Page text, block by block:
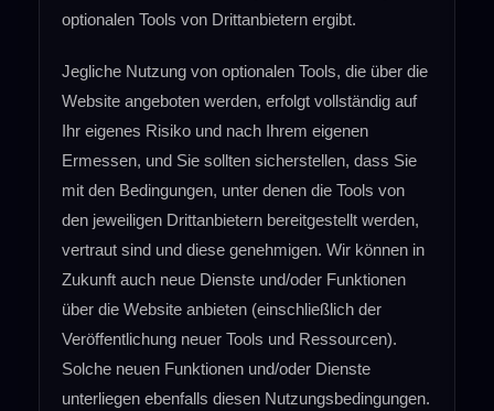
optionalen Tools von Drittanbietern ergibt.
Jegliche Nutzung von optionalen Tools, die über die
Website angeboten werden, erfolgt vollständig auf
Ihr eigenes Risiko und nach Ihrem eigenen
Ermessen, und Sie sollten sicherstellen, dass Sie
mit den Bedingungen, unter denen die Tools von
den jeweiligen Drittanbietern bereitgestellt werden,
vertraut sind und diese genehmigen. Wir können in
Zukunft auch neue Dienste und/oder Funktionen
über die Website anbieten (einschließlich der
Veröffentlichung neuer Tools und Ressourcen).
Solche neuen Funktionen und/oder Dienste
unterliegen ebenfalls diesen Nutzungsbedingungen.